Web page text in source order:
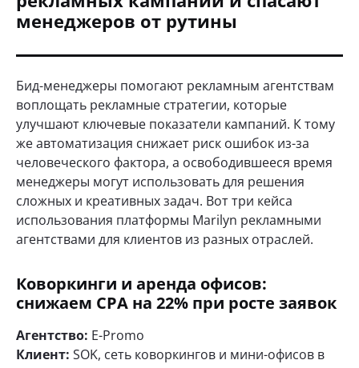
менеджеров от рутины
Бид-менеджеры помогают рекламным агентствам
воплощать рекламные стратегии, которые
улучшают ключевые показатели кампаний. К тому
же автоматизация снижает риск ошибок из-за
человеческого фактора, а освободившееся время
менеджеры могут использовать для решения
сложных и креативных задач. Вот три кейса
использования платформы Marilyn рекламными
агентствами для клиентов из разных отраслей.
Коворкинги и аренда офисов:
снижаем CPA на 22% при росте заявок
Агентство: E-Promo
Клиент: SOK, сеть коворкингов и мини-офисов в